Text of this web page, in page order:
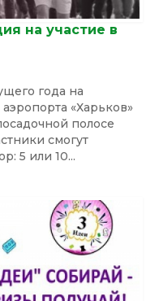
на участие в
года на
«Харьков»
полосе
смогут
5 или 10...